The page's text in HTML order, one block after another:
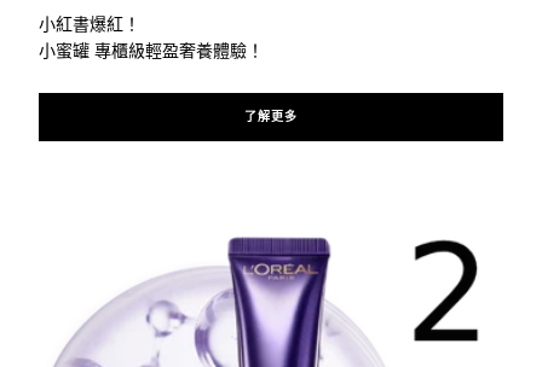
小紅書爆紅！
小蜜罐 專櫃級輕盈奢養體驗！
了解更多